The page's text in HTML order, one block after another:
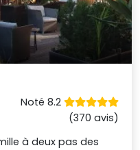
Noté 8.2
(370 avis)
à deux pas des